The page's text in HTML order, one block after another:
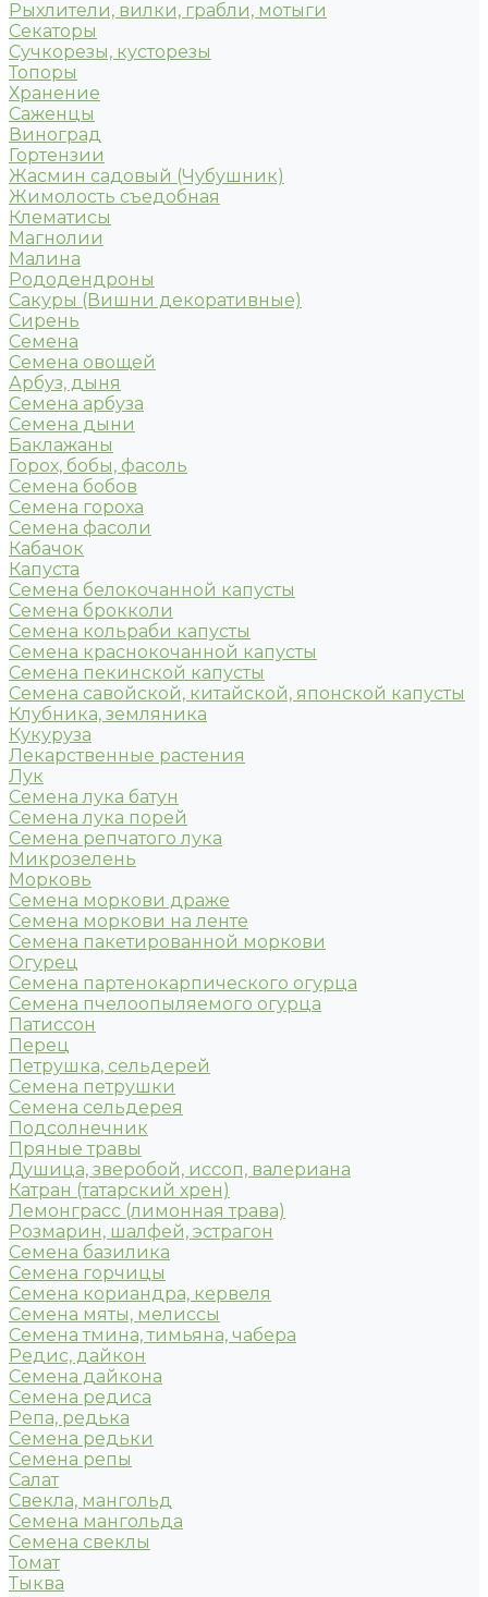
Рыхлители, вилки, грабли, мотыги
Секаторы
Сучкорезы, кусторезы
Топоры
Хранение
Саженцы
Виноград
Гортензии
Жасмин садовый (Чубушник)
Жимолость съедобная
Клематисы
Магнолии
Малина
Рододендроны
Сакуры (Вишни декоративные)
Сирень
Семена
Семена овощей
Арбуз, дыня
Семена арбуза
Семена дыни
Баклажаны
Горох, бобы, фасоль
Семена бобов
Семена гороха
Семена фасоли
Кабачок
Капуста
Семена белокочанной капусты
Семена брокколи
Семена кольраби капусты
Семена краснокочанной капусты
Семена пекинской капусты
Семена савойской, китайской, японской капусты
Клубника, земляника
Кукуруза
Лекарственные растения
Лук
Семена лука батун
Семена лука порей
Семена репчатого лука
Микрозелень
Морковь
Семена моркови драже
Семена моркови на ленте
Семена пакетированной моркови
Огурец
Семена партенокарпического огурца
Семена пчелоопыляемого огурца
Патиссон
Перец
Петрушка, сельдерей
Семена петрушки
Семена сельдерея
Подсолнечник
Пряные травы
Душица, зверобой, иссоп, валериана
Катран (татарский хрен)
Лемонграсс (лимонная трава)
Розмарин, шалфей, эстрагон
Семена базилика
Семена горчицы
Семена кориандра, кервеля
Семена мяты, мелиссы
Семена тмина, тимьяна, чабера
Редис, дайкон
Семена дайкона
Семена редиса
Репа, редька
Семена редьки
Семена репы
Салат
Свекла, мангольд
Семена мангольда
Семена свеклы
Томат
Тыква